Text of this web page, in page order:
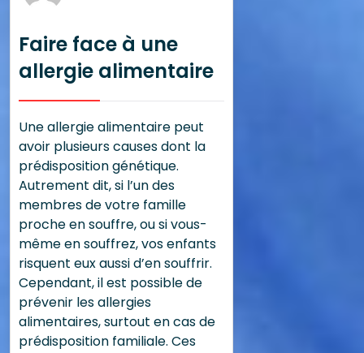
Faire face à une
allergie alimentaire
Une allergie alimentaire peut
avoir plusieurs causes dont la
prédisposition génétique.
Autrement dit, si l’un des
membres de votre famille
proche en souffre, ou si vous-
même en souffrez, vos enfants
risquent eux aussi d’en souffrir.
Cependant, il est possible de
prévenir les allergies
alimentaires, surtout en cas de
prédisposition familiale. Ces